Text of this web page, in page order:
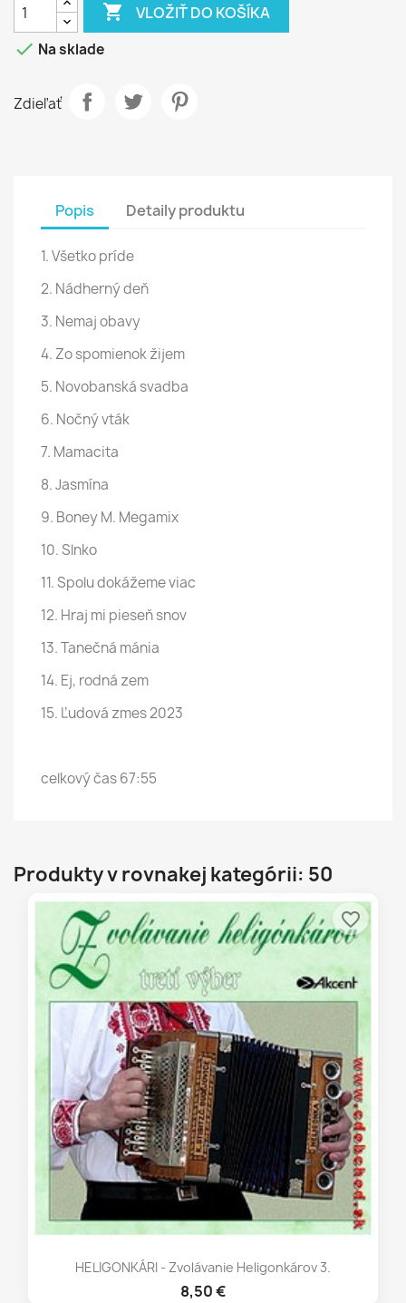
 VLOŽIŤ DO KOŠÍKA
 Na sklade
Zdieľať
Popis Detaily produktu
1. Všetko príde
2. Nádherný deň
3. Nemaj obavy
4. Zo spomienok žijem
5. Novobanská svadba
6. Nočný vták
7. Mamacita
8. Jasmína
9. Boney M. Megamix
10. Slnko
11. Spolu dokážeme viac
12. Hraj mi pieseň snov
13. Tanečná mánia
14. Ej, rodná zem
15. Ľudová zmes 2023
celkový čas 67:55
Produkty v rovnakej kategórii: 50
HELIGONKÁRI - Zvolávanie Heligonkárov 3.
8,50 €
favorite_border